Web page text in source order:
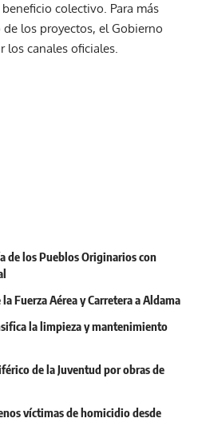
colectivo. Para más
los proyectos, el Gobierno
los canales oficiales.
de los Pueblos Originarios con
Fuerza Aérea y Carretera a Aldama
la limpieza y mantenimiento
de la Juventud por obras de
víctimas de homicidio desde